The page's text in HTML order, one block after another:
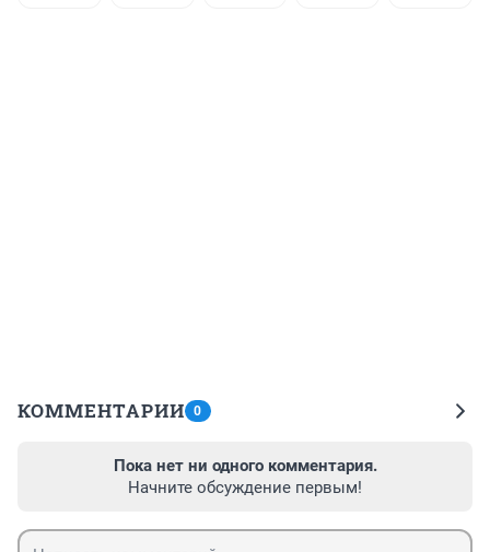
КОММЕНТАРИИ 0
Пока нет ни одного комментария.
Начните обсуждение первым!